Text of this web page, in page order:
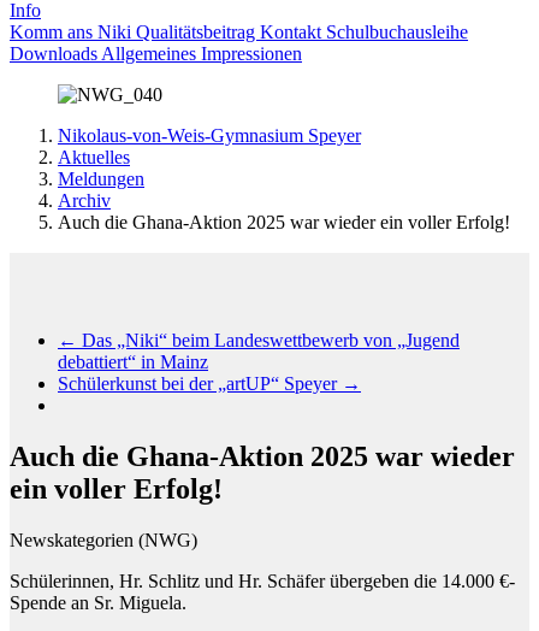
Info
Komm ans Niki Qualitätsbeitrag Kontakt Schulbuchausleihe
Downloads Allgemeines Impressionen
Nikolaus-von-Weis-Gymnasium Speyer
Aktuelles
Meldungen
Archiv
Auch die Ghana-Aktion 2025 war wieder ein voller Erfolg!
← Das „Niki“ beim Landeswettbewerb von „Jugend
debattiert“ in Mainz
Schülerkunst bei der „artUP“ Speyer →
Auch die Ghana-Aktion 2025 war wieder
ein voller Erfolg!
Newskategorien (NWG)
Schülerinnen, Hr. Schlitz und Hr. Schäfer übergeben die 14.000 €-
Spende an Sr. Miguela.